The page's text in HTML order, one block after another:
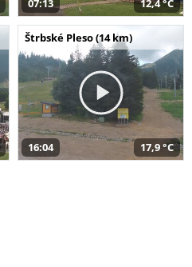
07:13 12,4 °C
Štrbské Pleso (14 km)
16:04 17,9 °C